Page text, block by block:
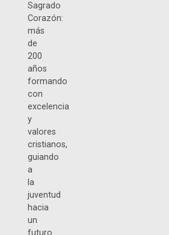
Sagrado
Corazón:
más
de
200
años
formando
con
excelencia
y
valores
cristianos,
guiando
a
la
juventud
hacia
un